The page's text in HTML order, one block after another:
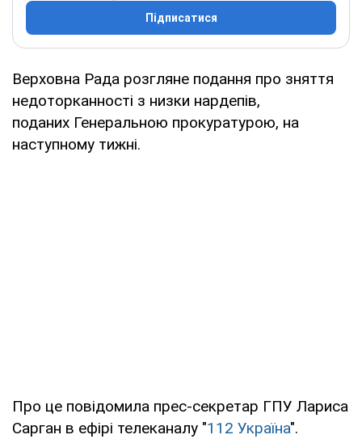
Підписатися
Верховна Рада розгляне подання про зняття
недоторканності з низки нардепів,
поданих Генеральною прокуратурою, на
наступному тижні.
Про це повідомила прес-секретар ГПУ Лариса
Сарган в ефірі телеканалу "112 Україна".